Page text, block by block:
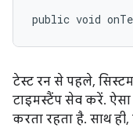
public void
टेस्ट रन से पहले, सिस्टम
टाइमस्टैंप सेव करें.
करता रहता है. साथ